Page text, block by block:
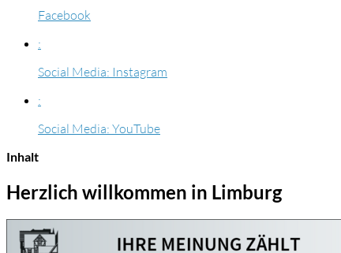
Facebook
:
Social Media: Instagram
:
Social Media: YouTube
Inhalt
Herzlich willkommen in Limburg